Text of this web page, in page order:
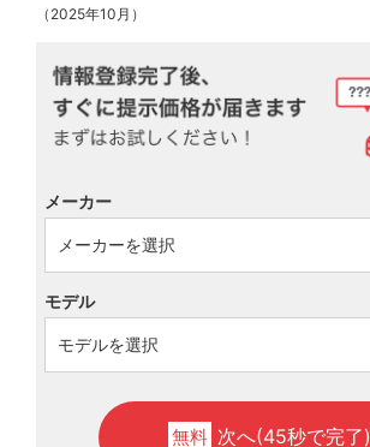
（2025年10月）
メーカー
モデル
無料 次へ(45秒で完了)